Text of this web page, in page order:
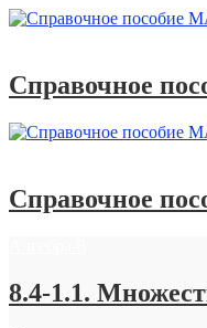
Справочное
Справочное
8.4-1.1.